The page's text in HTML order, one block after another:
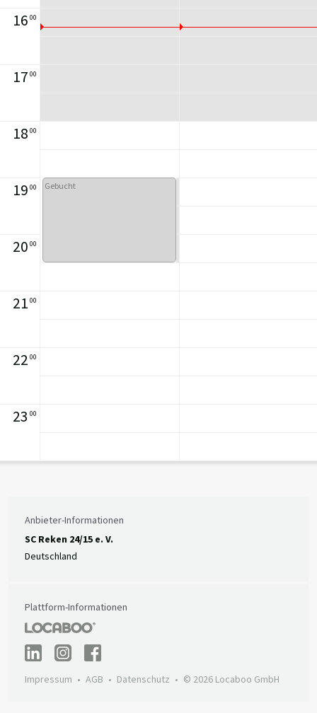
16 00
17 00
18 00
19 00
20 00
21 00
22 00
23 00
Gebucht
Anbieter-Informationen
SC Reken 24/15 e. V.
Deutschland
Plattform-Informationen
Impressum AGB Datenschutz © 2026 Locaboo GmbH